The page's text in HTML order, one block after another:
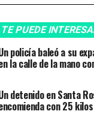
policía de la
conocida
bajo el
Mahmud
«difundir la cultura
TE PUEDE
policía baleó a su
la calle de la mano
detenido en Santa
con 25